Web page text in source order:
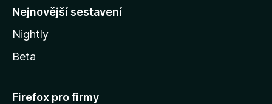
y
Nejnovější sestavení
Nightly
Beta
Firefox pro firmy